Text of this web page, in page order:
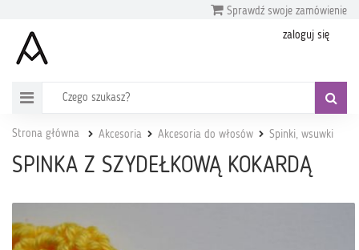
Sprawdź swoje zamówienie
zaloguj się
Strona główna Akcesoria Akcesoria do włosów Spinki, wsuwki
SPINKA Z SZYDEŁKOWĄ KOKARDĄ